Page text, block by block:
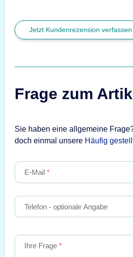
Jetzt Kundenrezension verfassen
Frage zum
Sie haben eine allgemeine
doch einmal unsere Häufig
E-Mail
Telefon - optionale Angabe
Ihre Frage